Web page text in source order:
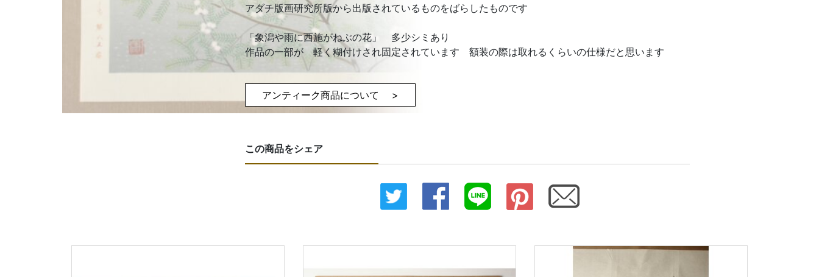
アダチ版画研究所版から出版されているものをばらしたものです
「象潟や雨に西施がねぶの花」 多少シミあり
作品の一部が 軽く糊付けされ固定されています 額装の際は取れるくらいの仕様だと思います
アンティーク商品について >
この商品をシェア